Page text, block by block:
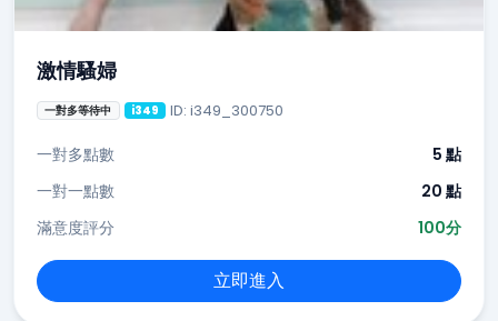
激情騷婦
一對多等待中 i349 ID: i349_300750
一對多點數
5 點
一對一點數
20 點
滿意度評分
100分
立即進入